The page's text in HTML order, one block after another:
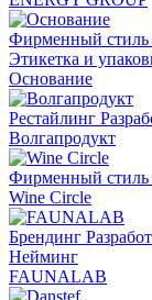
Фирменный стиль
Этикетка и
Основание
Рестайлинг
Волгапродукт
Фирменный стиль
Wine Circle
Брендинг
Нейминг
FAUNALAB